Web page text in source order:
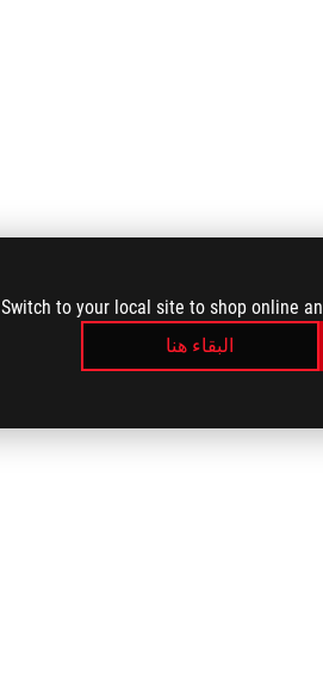
Switch to your local site to shop online
البقاء هنا